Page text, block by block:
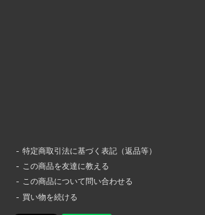
特定商取引法に基づく表記（返品等）
この商品を友達に教える
この商品について問い合わせる
買い物を続ける